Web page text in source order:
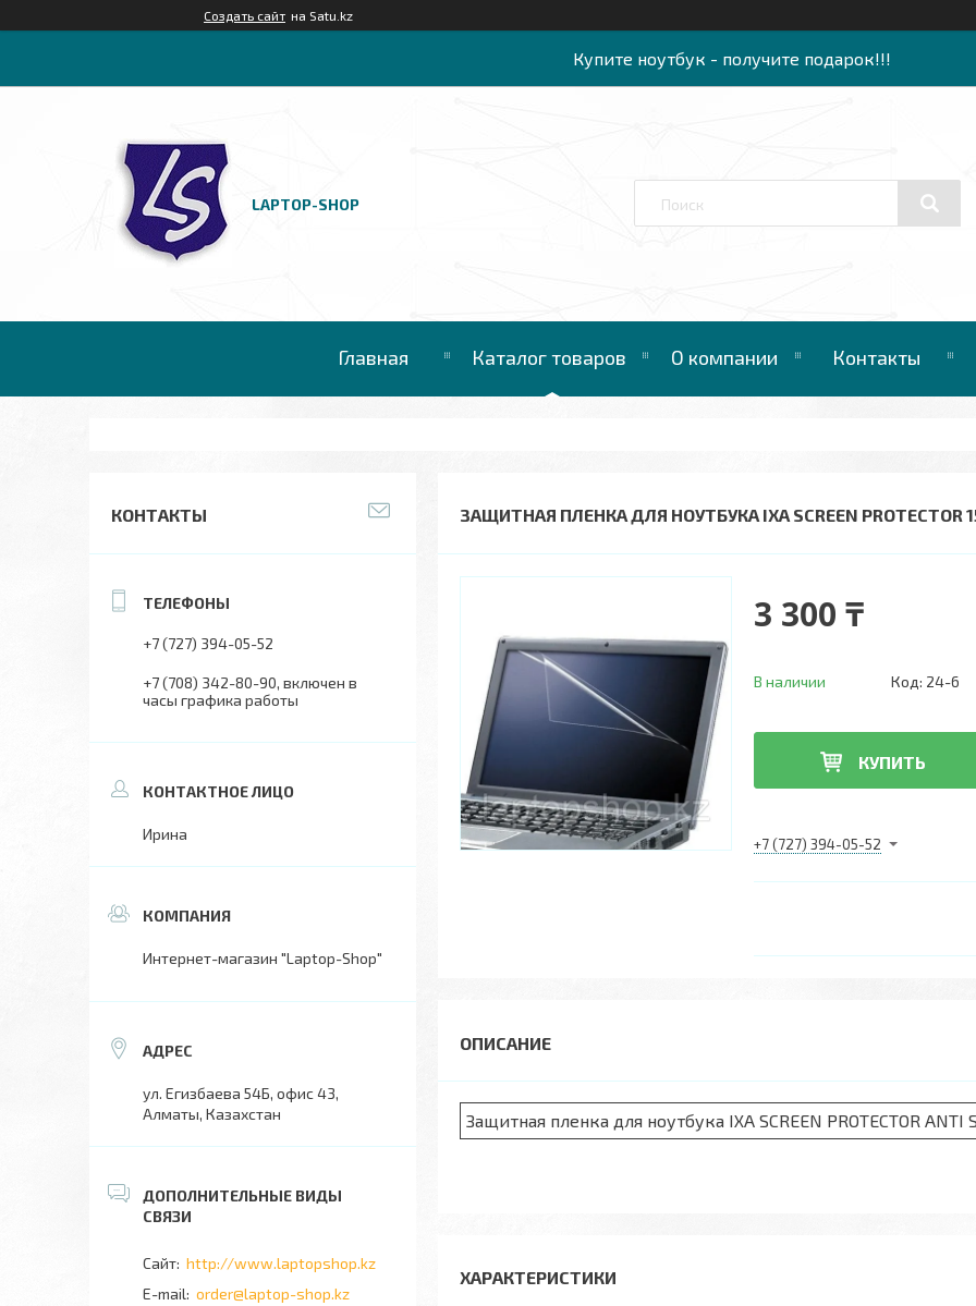
Создать сайт на Satu.kz
Купите ноутбук - получите подарок!!!
LAPTOP-SHOP
Главная Каталог товаров О компании Контакты
ЗАЩИТНАЯ ПЛЕНКА ДЛЯ НОУТБУКА IXA SCREEN PROTECTOR
3 300 ₸
В наличии Код: 24-6
КУПИТЬ
+7 (727) 394-05-52
Защитная пленка для ноутбука IXA SCREEN PROTECTOR ANTI
ХАРАКТЕРИСТИКИ
КОНТАКТЫ
+7 (727) 394-05-52
+7 (708) 342-80-90 включен в
часы графика работы
Ирина
Интернет-магазин "Laptop-Shop"
ул. Егизбаева 54Б, офис 43,
Алматы, Казахстан
http://www.laptopshop.kz
order@laptop-shop.kz